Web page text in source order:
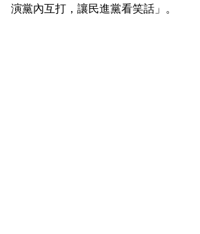
演黨內互打，讓民進黨看笑話」。